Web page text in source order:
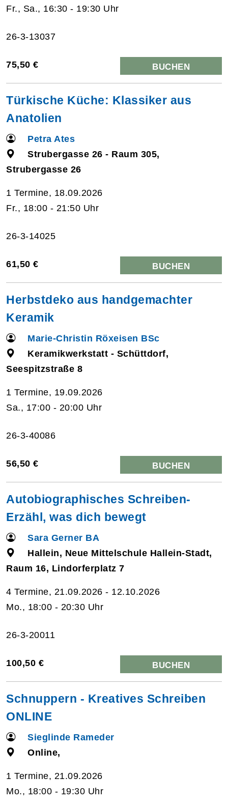
Fr., Sa., 16:30 - 19:30 Uhr
26-3-13037
75,50 € BUCHEN
Türkische Küche: Klassiker aus
Anatolien
Petra Ates
Strubergasse 26 - Raum 305,
Strubergasse 26
1 Termine, 18.09.2026
Fr., 18:00 - 21:50 Uhr
26-3-14025
61,50 € BUCHEN
Herbstdeko aus handgemachter
Keramik
Marie-Christin Röxeisen BSc
Keramikwerkstatt - Schüttdorf,
Seespitzstraße 8
1 Termine, 19.09.2026
Sa., 17:00 - 20:00 Uhr
26-3-40086
56,50 € BUCHEN
Autobiographisches Schreiben-
Erzähl, was dich bewegt
Sara Gerner BA
Hallein, Neue Mittelschule Hallein-Stadt,
Raum 16, Lindorferplatz 7
4 Termine, 21.09.2026 - 12.10.2026
Mo., 18:00 - 20:30 Uhr
26-3-20011
100,50 € BUCHEN
Schnuppern - Kreatives Schreiben
ONLINE
Sieglinde Rameder
Online,
1 Termine, 21.09.2026
Mo., 18:00 - 19:30 Uhr